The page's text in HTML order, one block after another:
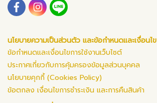
นโยบายความเป็นส่วนตัว และข้อกำหนดและเงื่อนไข
ข้อกำหนดและเงื่อนไขการใช้งานเว็บไซต์
ประกาศเกี่ยวกับการคุ้มครองข้อมูลส่วนบุคคล
นโยบายคุกกี้ (Cookies Policy)
ข้อตกลง เงื่อนไขการชำระเงิน และการคืนสินค้า